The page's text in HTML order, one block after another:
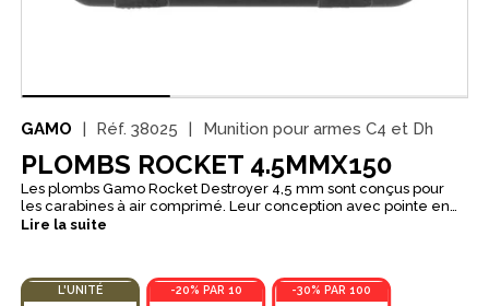
GAMO Réf. 38025 Munition pour armes C4 et Dh
PLOMBS ROCKET 4.5MMX150
Les plombs Gamo Rocket Destroyer 4,5 mm sont conçus pour
les carabines à air comprimé. Leur conception avec pointe en
acier trempé favorise une pénétration accrue à l’impact, ce qui
Lire la suite
L'UNITÉ -20% PAR 10 -30% PAR 100